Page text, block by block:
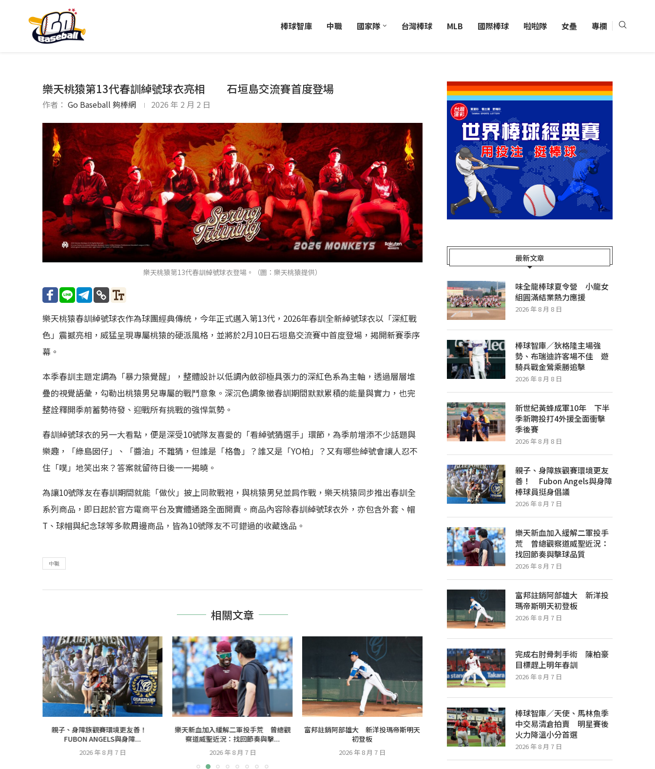
棒球智庫 中職 國家隊 台灣棒球 MLB 國際棒球 啦啦隊 女壘 專欄
樂天桃猿第13代春訓綽號球衣亮相 石垣島交流賽首度登場
作者： Go Baseball 夠棒網 2026 年 2 月 2 日
樂天桃猿第13代春訓綽號球衣登場。（圖：樂天桃猿提供）
樂天桃猿春訓綽號球衣作為球團經典傳統，今年正式邁入第13代，2026年春訓全新綽號球衣以「深紅戰
色」震撼亮相，威猛呈現專屬桃猿的硬派風格，並將於2月10日石垣島交流賽中首度登場，揭開新賽季序
幕。
本季春訓主題定調為「暴力猿覺醒」，整體設計以低調內斂卻極具張力的深紅色系為主軸，透過層層堆
疊的視覺語彙，勾勒出桃猿男兒專屬的戰鬥意象。深沉色調象徵春訓期間默默累積的能量與實力，也完
整詮釋開季前蓄勢待發、迎戰所有挑戰的強悍氣勢。
春訓綽號球衣的另一大看點，便是深受10號隊友喜愛的「看綽號猜選手」環節，為季前增添不少話題與
樂趣，「綠島囡仔」、「醬油」不難猜，但誰是「格魯」？誰又是「YO柏」？又有哪些綽號會讓人忍不
住「噗」地笑出來？答案就留待日後一一揭曉。
為讓10號隊友在春訓期間就能「做伙」披上同款戰袍，與桃猿男兒並肩作戰，樂天桃猿同步推出春訓全
系列商品，即日起於官方電商平台及實體通路全面開賣。商品內容除春訓綽號球衣外，亦包含外套、帽
T、球帽與紀念球等多款周邊商品，皆為10號隊友不可錯過的收藏逸品。
中職
相關文章
親子、身障族觀賽環境更友善！
FUBON ANGELS與身障...
2026 年 8 月 7 日
樂天新血加入緩解二軍投手荒 曾總觀
察道威聖近況：找回節奏與擊...
2026 年 8 月 7 日
富邦註銷阿部雄大 新洋投瑪帝斯明天
初登板
2026 年 8 月 7 日
完成右肘骨刺手術 陳柏豪目標趕上明
年春訓
2026 年 8 月 7 日
日本氣質女星松川星首次來
統一獅「第一次心動」主
最新文章
味全龍棒球夏令營 小龍女
組圓滿結業熱力應援
2026 年 8 月 8 日
棒球智庫／狄格隆主場強
勢、布瑞迪許客場不佳 遊
騎兵戰金鶯乘勝追擊
2026 年 8 月 8 日
新世紀黃蜂成軍10年 下半
季新聘投打4外援全面衝擊
季後賽
2026 年 8 月 8 日
親子、身障族觀賽環境更友
善！ Fubon Angels與身障
棒球員挺身倡議
2026 年 8 月 7 日
樂天新血加入緩解二軍投手
荒 曾總觀察道威聖近況：
找回節奏與擊球品質
2026 年 8 月 7 日
富邦註銷阿部雄大 新洋投
瑪帝斯明天初登板
2026 年 8 月 7 日
完成右肘骨刺手術 陳柏豪
目標趕上明年春訓
2026 年 8 月 7 日
棒球智庫／天使、馬林魚季
中交易清倉拍賣 明星賽後
火力降溫小分首選
2026 年 8 月 7 日